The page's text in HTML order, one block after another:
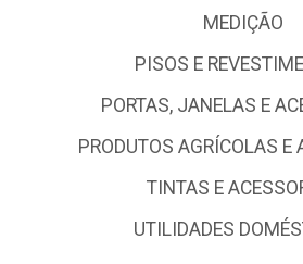
MEDIÇÃO
PISOS E
PORTAS, JANELAS E
PRODUTOS AGRÍCOLAS E
TINTAS E
UTILIDADES